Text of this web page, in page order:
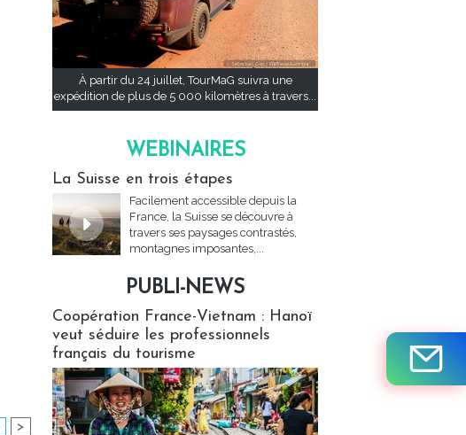
>
À partir du 24 juillet, TourMaG suivra une
expédition de plus de 5 000 kilomètres à travers...
WEBINAIRES
La Suisse en trois étapes
Facilement accessible depuis la
France, la Suisse se découvre à
travers ses paysages contrastés,
montagnes imposantes,...
PUBLI-NEWS
Coopération France-Vietnam : Hanoï
veut séduire les professionnels
français du tourisme